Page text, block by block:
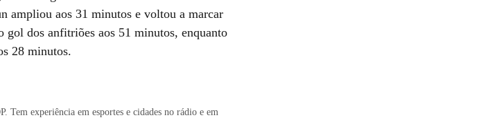
ampliou aos 31 minutos e voltou a marcar
dos anfitriões aos 51 minutos, enquanto
28 minutos.
Tem experiência em esportes e cidades no rádio e em